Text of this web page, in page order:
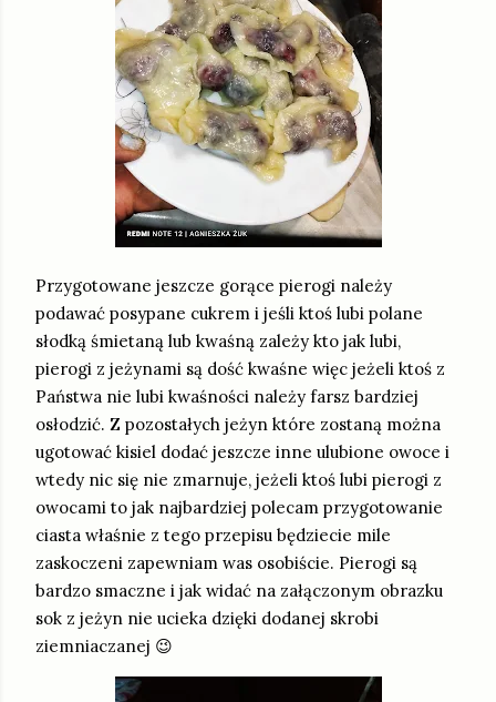
Przygotowane jeszcze gorące pierogi należy
podawać posypane cukrem i jeśli ktoś lubi polane
słodką śmietaną lub kwaśną zależy kto jak lubi,
pierogi z jeżynami są dość kwaśne więc jeżeli ktoś z
Państwa nie lubi kwaśności należy farsz bardziej
osłodzić. Z pozostałych jeżyn które zostaną można
ugotować kisiel dodać jeszcze inne ulubione owoce i
wtedy nic się nie zmarnuje, jeżeli ktoś lubi pierogi z
owocami to jak najbardziej polecam przygotowanie
ciasta właśnie z tego przepisu będziecie mile
zaskoczeni zapewniam was osobiście. Pierogi są
bardzo smaczne i jak widać na załączonym obrazku
sok z jeżyn nie ucieka dzięki dodanej skrobi
ziemniaczanej 😉